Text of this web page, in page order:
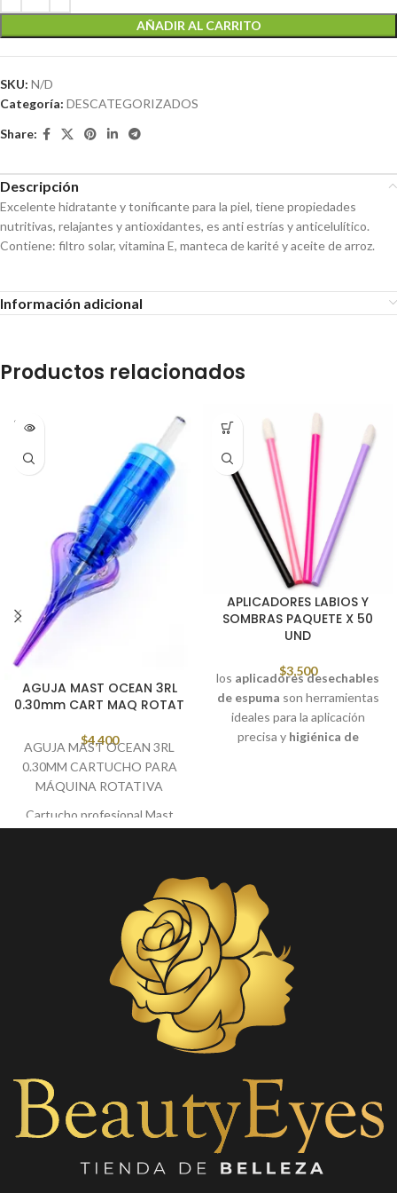
AÑADIR AL CARRITO
SKU: N/D
Categoría: DESCATEGORIZADOS
Share:
Descripción
Excelente hidratante y tonificante para la piel, tiene propiedades
nutritivas, relajantes y antioxidantes, es anti estrías y anticelulítico.
Contiene: filtro solar, vitamina E, manteca de karité y aceite de arroz.
Información adicional
Productos relacionados
SOLD
OUT
AGUJA MAST OCEAN 3RL
0.30mm CART MAQ ROTAT
$4,400
AGUJA MAST OCEAN 3RL
0.30MM CARTUCHO PARA
MÁQUINA ROTATIVA
Cartucho profesional Mast
Su configuración 3RL (Round
Liner) permite realizar líneas
precisas y detalles definidos
con excelente estabilidad
durante el procedimiento.
Características principales:
Marca: Mast Ocean
Configuración: 3RL (Round
Diámetro: 0.30 mm
Compatible con máquinas
rotativas de cartucho universal
interna
APLICADORES LABIOS Y
SOMBRAS PAQUETE X 50
UND
$3,500
los aplicadores desechables
de espuma son herramientas
ideales para la aplicación
precisa y higiénica de
Su mango plástico resistente
en color lila
brinda mayor control durante la
aplicación, siendo perfectos
para uso profesional en
salones de belleza,
maquillaje, pestañas o
cosmetología